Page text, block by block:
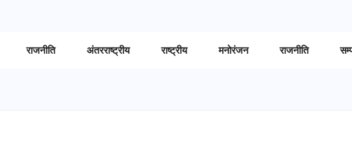
राजनीति अंतरराष्ट्रीय राष्ट्रीय मनोरंजन राजनीति